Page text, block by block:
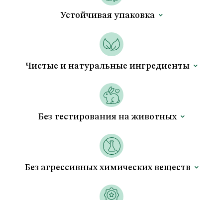
Устойчивaя упаковка
Чистые и натуральные ингредиенты
Без тестирования на животных
Без агрессивных химических веществ